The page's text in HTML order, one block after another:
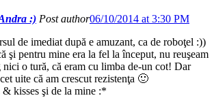
:) Post author06/10/2014 at 3:30 PM
de imediat după e amuzant, ca de roboţel :))
şi pentru mine era la fel la început, nu reuşeam
nici o tură, că eram cu limba de-un cot! Dar
uite că am crescut rezistenţa 🙂
& kisses şi de la mine :*